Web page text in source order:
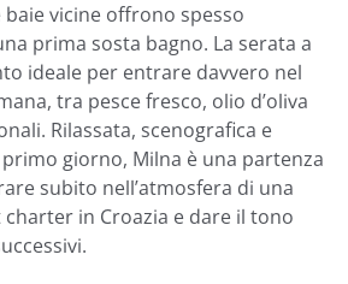
baie vicine offrono spesso
prima sosta bagno. La serata a
ideale per entrare davvero nel
tra pesce fresco, olio d’oliva
Rilassata, scenografica e
giorno, Milna è una partenza
subito nell’atmosfera di una
charter in Croazia e dare il tono